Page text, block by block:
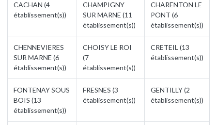
CACHAN (4
établissement(s))
CHAMPIGNY
SUR MARNE (11
établissement(s))
CHARENTON LE
PONT (6
établissement(s))
CHENNEVIERES
SUR MARNE (6
établissement(s))
CHOISY LE ROI
(7
établissement(s))
CRETEIL (13
établissement(s))
FONTENAY SOUS
BOIS (13
établissement(s))
FRESNES (3
établissement(s))
GENTILLY (2
établissement(s))